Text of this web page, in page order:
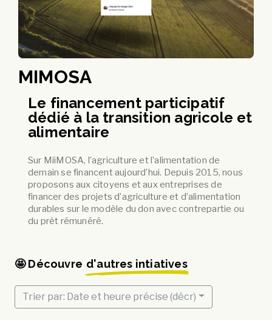
MIMOSA
Le financement participatif
dédié à la transition agricole et
alimentaire
Sur MiiMOSA, l’agriculture et l’alimentation de
demain se financent aujourd’hui. Depuis 2015, nous
proposons aux citoyens et aux entreprises de
financer des projets d’agriculture et d’alimentation
durables sur le modèle du don avec contrepartie ou
du prêt rémunéré.
🤩 Découvre d'autres intiatives
Trier par: Date et heure précise (décr)